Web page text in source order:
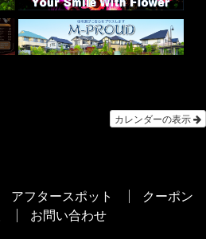
カレンダーの表示
アフタースポット
クーポン
お問い合わせ